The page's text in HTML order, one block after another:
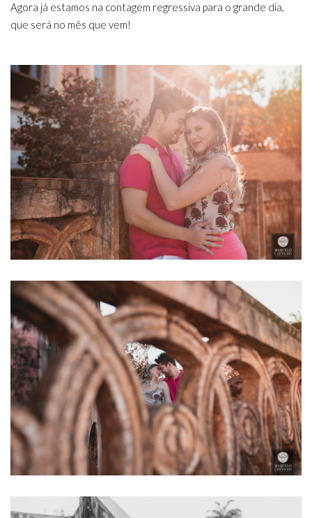
Agora já estamos na contagem regressiva para o grande dia,
que será no mês que vem!